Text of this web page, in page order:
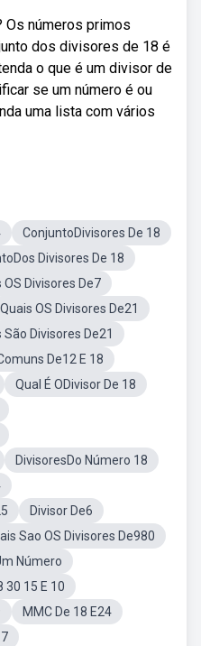
Os números primos
dos divisores de 18 é
o que é um divisor de
se um número é ou
uma lista com vários
ConjuntoDivisores De 18
Divisores De 18
OS Divisores De7
Quais OS Divisores De21
São Divisores De21
De12 E 18
Qual É ODivisor De 18
DivisoresDo Número 18
Divisor De6
Sao OS Divisores De980
Número
30 15 E 10
MMC De 18 E24